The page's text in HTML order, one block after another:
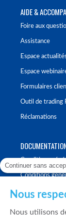
AIDE &
Foire aux
Assistance
Espace
Espace
Formulaires
Outil de trading
Réclamations
Conditions
Conditions
Continuer sans
Nous
Nous utilisons